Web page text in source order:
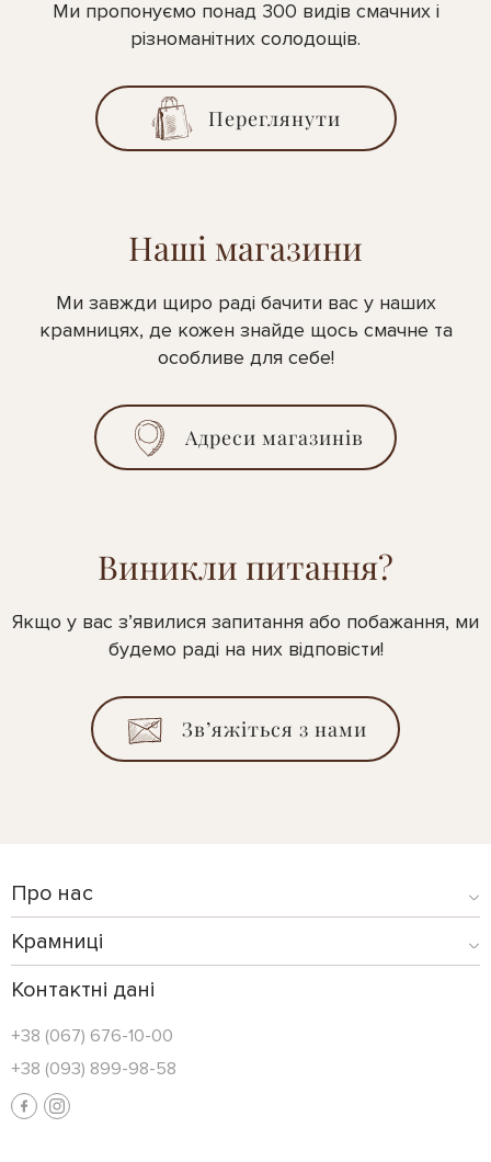
Ми пропонуємо понад 300 видів смачних і
різноманітних солодощів.
Переглянути
Наші магазини
Ми завжди щиро раді бачити вас у наших
крамницях, де кожен знайде щось смачне та
особливе для себе!
Адреси магазинів
Виникли питання?
Якщо у вас з’явилися запитання або побажання, ми
будемо раді на них відповісти!
Зв’яжіться з нами
Про нас
Крамниці
Контактні дані
+38 (067) 676-10-00
+38 (093) 899-98-58